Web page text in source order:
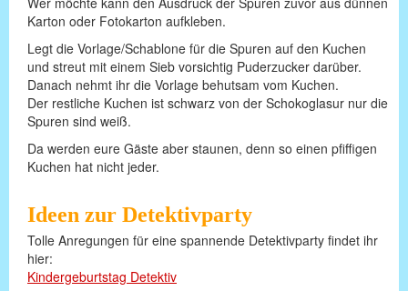
Karton oder Fotokarton aufkleben.
Legt die Vorlage/Schablone für die Spuren auf den Kuchen
und streut mit einem Sieb vorsichtig Puderzucker darüber.
Danach nehmt ihr die Vorlage behutsam vom Kuchen.
Der restliche Kuchen ist schwarz von der Schokoglasur nur die
Spuren sind weiß.
Da werden eure Gäste aber staunen, denn so einen pfiffigen
Kuchen hat nicht jeder.
Ideen zur Detektivparty
Tolle Anregungen für eine spannende Detektivparty findet ihr
hier:
Kindergeburtstag Detektiv